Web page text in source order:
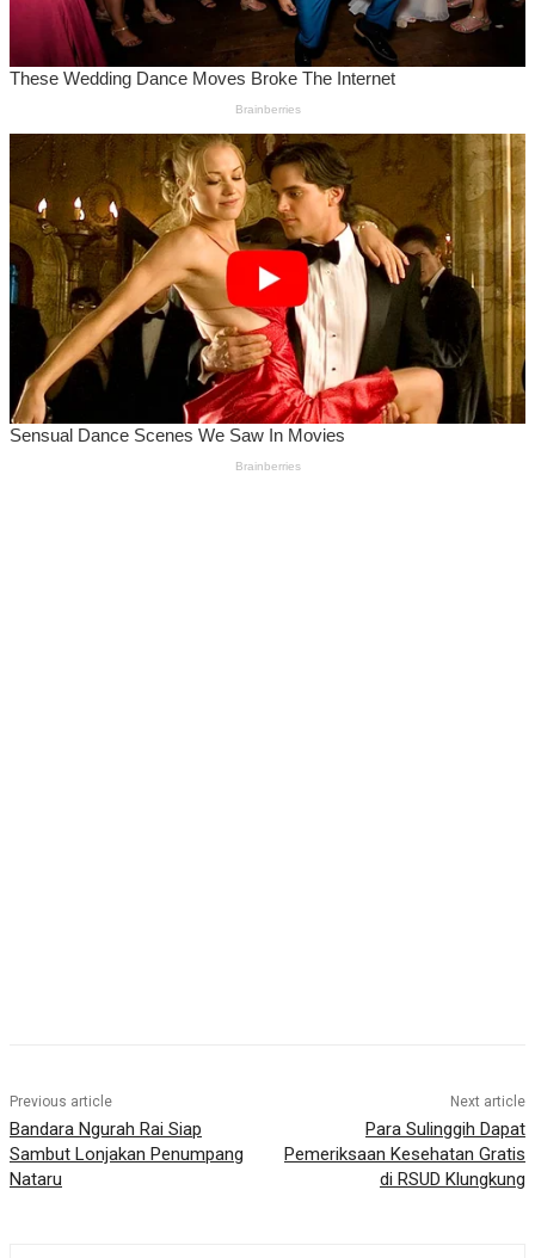
Previous article
Bandara Ngurah Rai Siap
Sambut Lonjakan Penumpang
Nataru
Next article
Para Sulinggih Dapat
Pemeriksaan Kesehatan Gratis
di RSUD Klungkung